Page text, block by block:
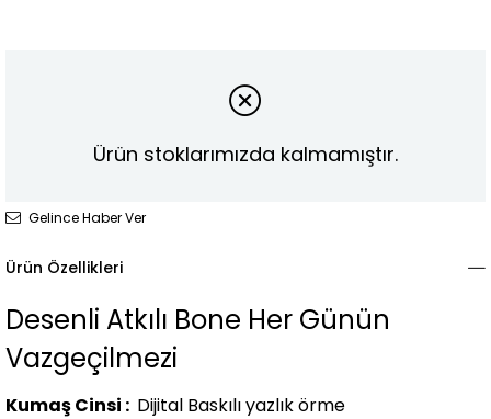
Ürün stoklarımızda kalmamıştır.
Gelince Haber Ver
Ürün Özellikleri
Desenli Atkılı Bone Her Günün
Vazgeçilmezi
Kumaş Cinsi : Dijital Baskılı yazlık örme